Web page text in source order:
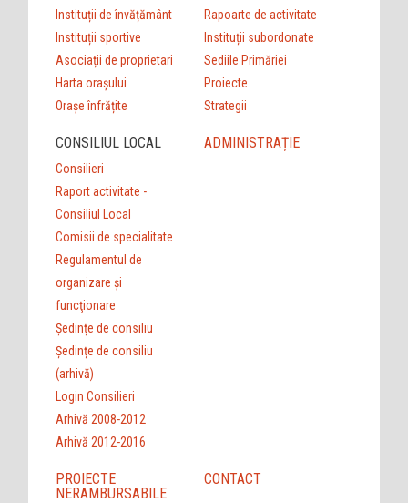
Instituții de învățământ
Instituții sportive
Asociații de proprietari
Harta orașului
Orașe înfrățite
Rapoarte de activitate
Instituții subordonate
Sediile Primăriei
Proiecte
Strategii
CONSILIUL LOCAL
Consilieri
Raport activitate -
Consiliul Local
Comisii de specialitate
Regulamentul de
organizare şi
funcţionare
Ședințe de consiliu
Ședințe de consiliu
(arhivă)
Login Consilieri
Arhivă 2008-2012
Arhivă 2012-2016
ADMINISTRAȚIE
PROIECTE
NERAMBURSABILE
CONTACT